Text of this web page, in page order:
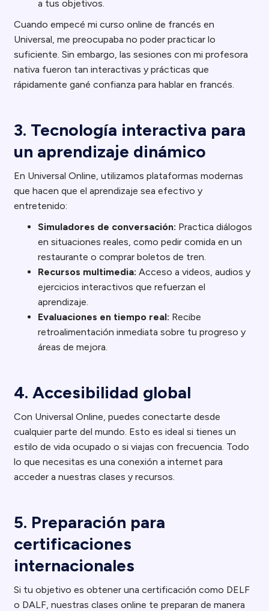
a tus objetivos.
Cuando empecé mi curso online de francés en
Universal, me preocupaba no poder practicar lo
suficiente. Sin embargo, las sesiones con mi profesora
nativa fueron tan interactivas y prácticas que
rápidamente gané confianza para hablar en francés.
3. Tecnología interactiva para
un aprendizaje dinámico
En Universal Online, utilizamos plataformas modernas
que hacen que el aprendizaje sea efectivo y
entretenido:
Simuladores de conversación: Practica diálogos
en situaciones reales, como pedir comida en un
restaurante o comprar boletos de tren.
Recursos multimedia: Acceso a videos, audios y
ejercicios interactivos que refuerzan el
aprendizaje.
Evaluaciones en tiempo real: Recibe
retroalimentación inmediata sobre tu progreso y
áreas de mejora.
4. Accesibilidad global
Con Universal Online, puedes conectarte desde
cualquier parte del mundo. Esto es ideal si tienes un
estilo de vida ocupado o si viajas con frecuencia. Todo
lo que necesitas es una conexión a internet para
acceder a nuestras clases y recursos.
5. Preparación para
certificaciones
internacionales
Si tu objetivo es obtener una certificación como DELF
o DALF, nuestras clases online te preparan de manera